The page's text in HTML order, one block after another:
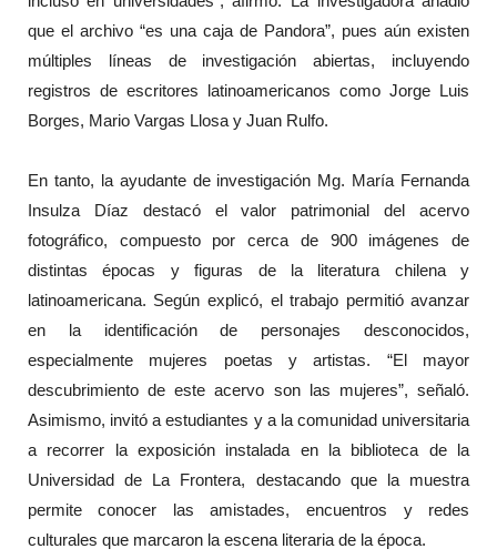
que el archivo “es una caja de Pandora”, pues aún existen
múltiples líneas de investigación abiertas, incluyendo
registros de escritores latinoamericanos como Jorge Luis
Borges, Mario Vargas Llosa y Juan Rulfo.
En tanto, la ayudante de investigación Mg. María Fernanda
Insulza Díaz destacó el valor patrimonial del acervo
fotográfico, compuesto por cerca de 900 imágenes de
distintas épocas y figuras de la literatura chilena y
latinoamericana. Según explicó, el trabajo permitió avanzar
en la identificación de personajes desconocidos,
especialmente mujeres poetas y artistas. “El mayor
descubrimiento de este acervo son las mujeres”, señaló.
Asimismo, invitó a estudiantes y a la comunidad universitaria
a recorrer la exposición instalada en la biblioteca de la
Universidad de La Frontera, destacando que la muestra
permite conocer las amistades, encuentros y redes
culturales que marcaron la escena literaria de la época.